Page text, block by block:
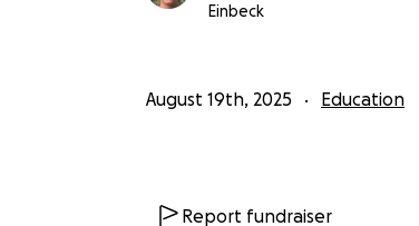
Einbeck
August 19th, 2025 Education
Report fundraiser